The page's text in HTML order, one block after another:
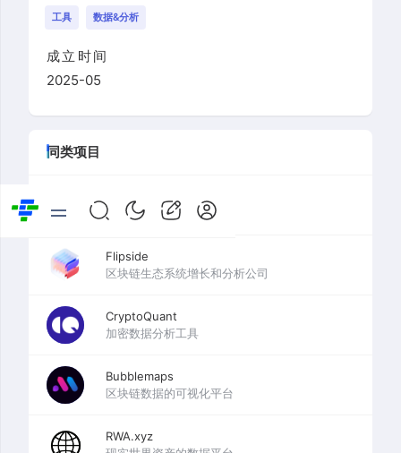
工具 数据&分析
成立时间
2025-05
同类项目
加密分析提供商
Flipside
区块链生态系统增长和分析公司
CryptoQuant
加密数据分析工具
Bubblemaps
区块链数据的可视化平台
RWA.xyz